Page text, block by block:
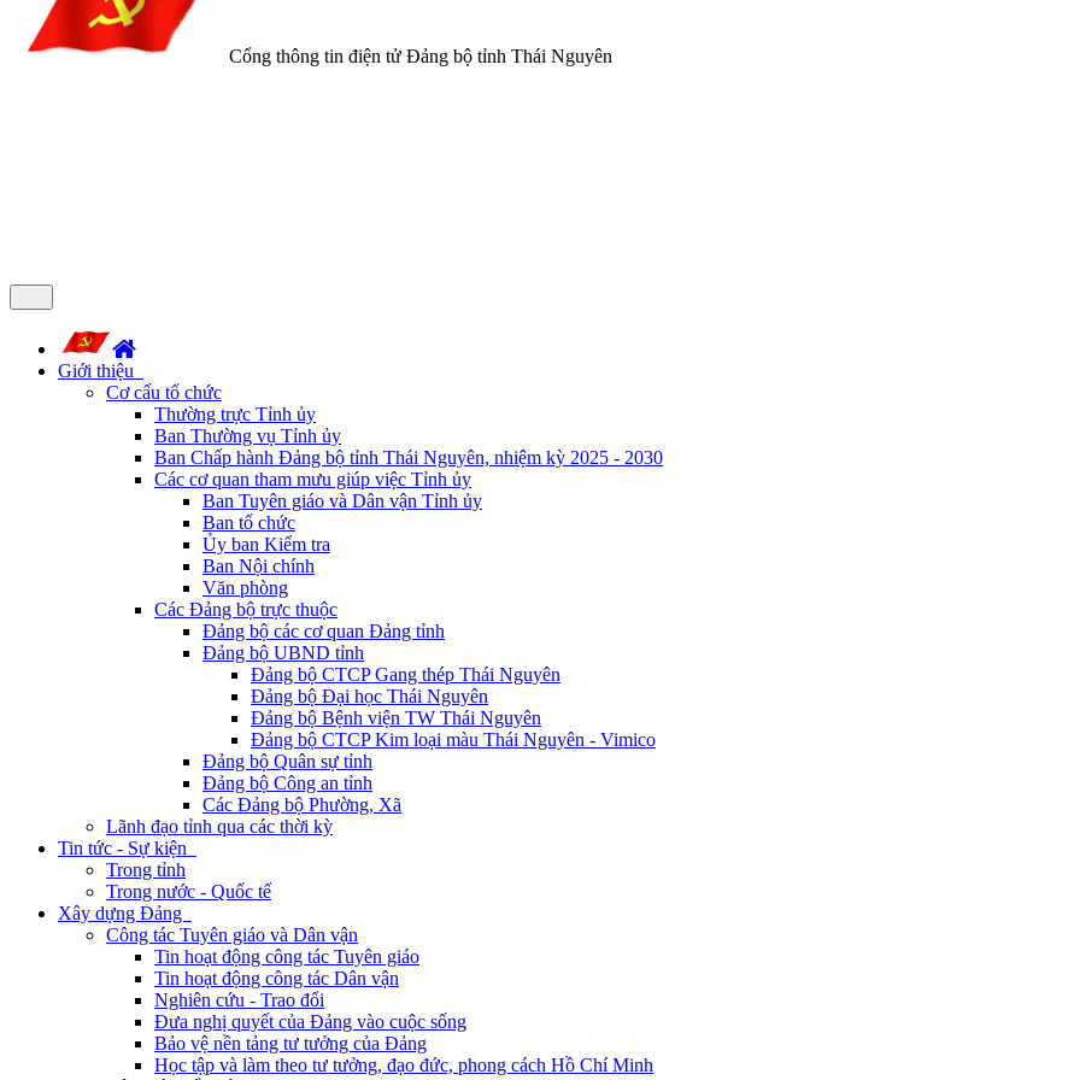
Cổng thông tin điện tử Đảng bộ tỉnh Thái Nguyên
Giới thiệu
Cơ cấu tổ chức
Thường trực Tỉnh ủy
Ban Thường vụ Tỉnh ủy
Ban Chấp hành Đảng bộ tỉnh Thái Nguyên, nhiệm kỳ 2025 - 2030
Các cơ quan tham mưu giúp việc Tỉnh ủy
Ban Tuyên giáo và Dân vận Tỉnh ủy
Ban tổ chức
Ủy ban Kiểm tra
Ban Nội chính
Văn phòng
Các Đảng bộ trực thuộc
Đảng bộ các cơ quan Đảng tỉnh
Đảng bộ UBND tỉnh
Đảng bộ CTCP Gang thép Thái Nguyên
Đảng bộ Đại học Thái Nguyên
Đảng bộ Bệnh viện TW Thái Nguyên
Đảng bộ CTCP Kim loại màu Thái Nguyên - Vimico
Đảng bộ Quân sự tỉnh
Đảng bộ Công an tỉnh
Các Đảng bộ Phường, Xã
Lãnh đạo tỉnh qua các thời kỳ
Tin tức - Sự kiện
Trong tỉnh
Trong nước - Quốc tế
Xây dựng Đảng
Công tác Tuyên giáo và Dân vận
Tin hoạt động công tác Tuyên giáo
Tin hoạt động công tác Dân vận
Nghiên cứu - Trao đổi
Đưa nghị quyết của Đảng vào cuộc sống
Bảo vệ nền tảng tư tưởng của Đảng
Học tập và làm theo tư tưởng, đạo đức, phong cách Hồ Chí Minh